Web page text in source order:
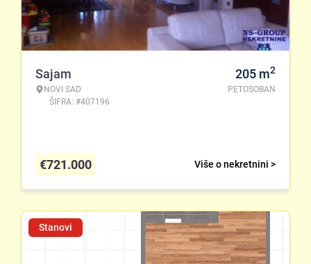
Sajam
NOVI SAD
ŠIFRA: #407196
205 m2
PETOSOBAN
Više o nekretnini >
€721.000
Stanovi